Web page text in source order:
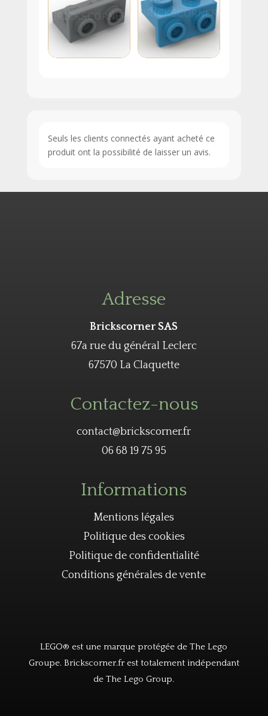
Seuls les clients connectés ayant acheté ce
produit ont la possibilité de laisser un avis.
Adresse
Brickscorner SAS
67a rue du général Leclerc
67570 La Claquette
Contactez-nous
contact@brickscorner.fr
06 68 19 75 95
Informations
Mentions légales
Politique des cookies
Politique de confidentialité
Conditions générales de vente
LEGO® est une marque protégée de The Lego
Groupe. Brickscorner.fr est totalement indépendant
de The Lego Group.